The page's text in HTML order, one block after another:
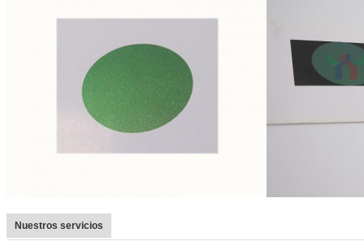
Nuestros servicios